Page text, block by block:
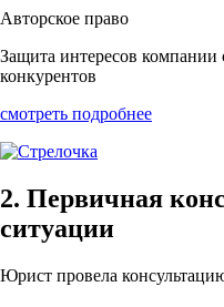
Авторское право
Защита интересов компании
конкурентов
смотреть подробнее
2. Первичная
ситуации
Юрист провела